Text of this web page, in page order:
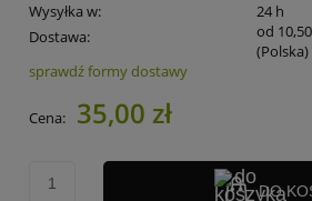
Wysyłka w:
24 h
Dostawa:
od 10,50
(Polska)
Cena nie zawiera ewentualnych kosztów
sprawdź formy dostawy
Cena: 35,00 zł
DO